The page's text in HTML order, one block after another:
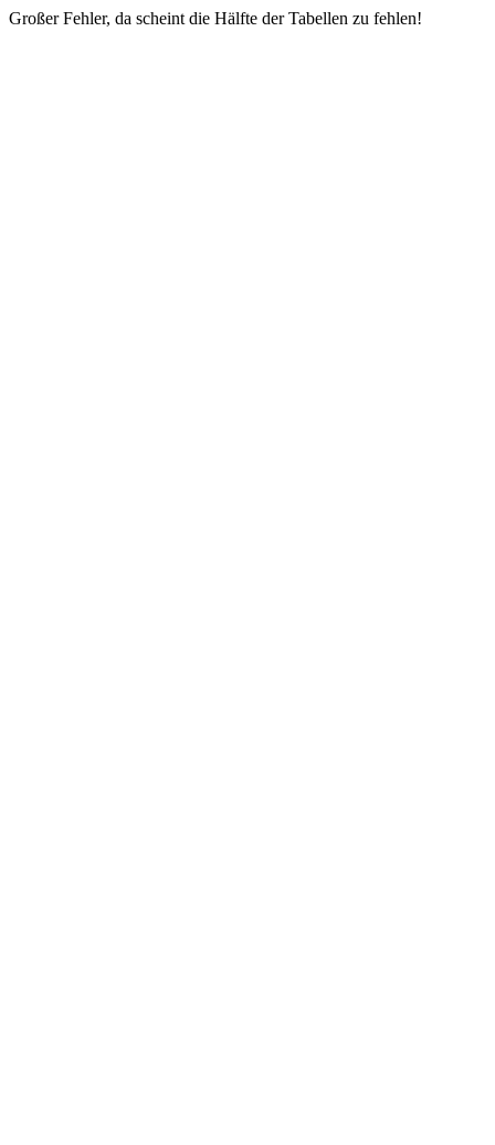
Großer Fehler, da scheint die Hälfte der Tabellen zu fehlen!